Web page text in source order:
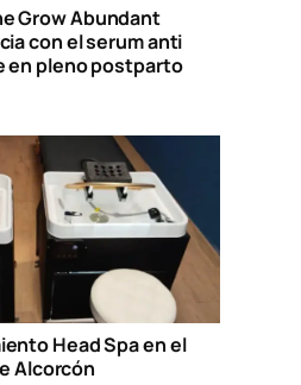
Grow Abundant
con el serum anti
en pleno postparto
Head Spa en el
Alcorcón